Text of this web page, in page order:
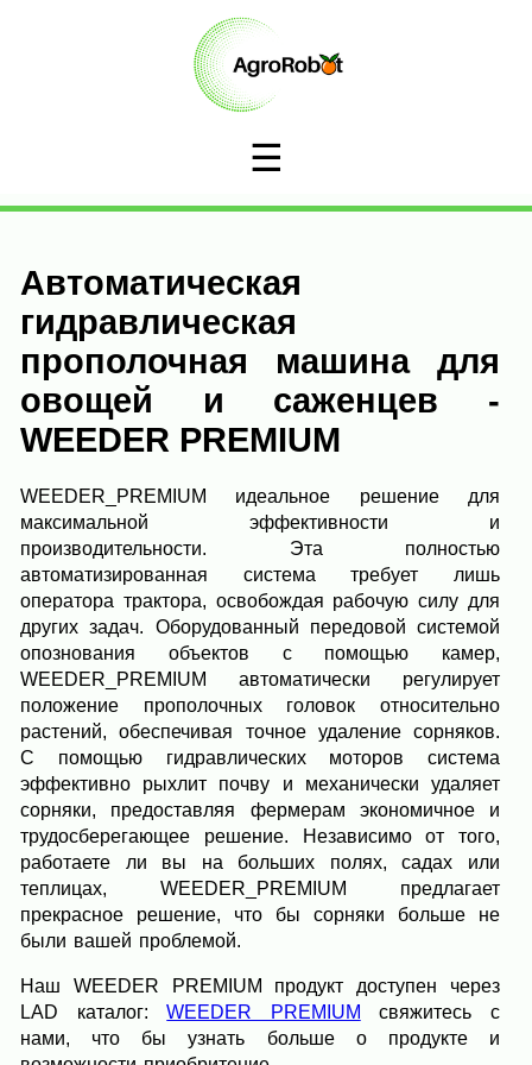
☰
Автоматическая
гидравлическая
прополочная машина для
овощей и саженцев -
WEEDER PREMIUM
WEEDER_PREMIUM идеальное решение для
максимальной эффективности и
производительности. Эта полностью
автоматизированная система требует лишь
оператора трактора, освобождая рабочую силу для
других задач. Оборудованный передовой системой
опознования объектов с помощью камер,
WEEDER_PREMIUM автоматически регулирует
положение прополочных головок относительно
растений, обеспечивая точное удаление сорняков.
С помощью гидравлических моторов система
эффективно рыхлит почву и механически удаляет
сорняки, предоставляя фермерам экономичное и
трудосберегающее решение. Независимо от того,
работаете ли вы на больших полях, садах или
теплицах, WEEDER_PREMIUM предлагает
прекрасное решение, что бы сорняки больше не
были вашей проблемой.
Наш WEEDER PREMIUM продукт доступен через
LAD каталог:WEEDER PREMIUM
свяжитесь с
нами, что бы узнать больше о продукте и